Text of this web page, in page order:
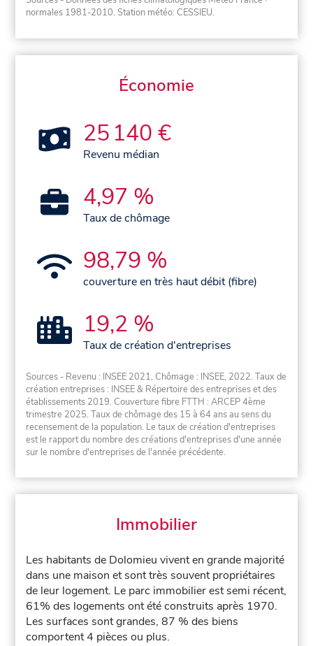
normales 1981-2010. Station météo: CESSIEU.
Économie
25 140 €
Revenu médian
4,97 %
Taux de chômage
98,79 %
couverture en très haut débit (fibre)
19,2 %
Taux de création d'entreprises
Sources - Revenu : INSEE 2021, Chômage : INSEE, 2022. Taux de
création entreprises : INSEE & Répertoire des entreprises et des
établissements 2019. Couverture fibre FTTH : ARCEP 4ème
trimestre 2025. Taux de chômage des 15 à 64 ans au sens du
recensement de la population. Le taux de création d'entreprises
est le rapport du nombre des créations d'entreprises d'une année
sur le nombre d'entreprises de l'année précédente.
Immobilier
Les habitants de Dolomieu vivent en grande majorité
dans une maison et sont très souvent propriétaires
de leur logement. Le parc immobilier est semi récent,
61% des logements ont été construits après 1970.
Les surfaces sont grandes, 87 % des biens
comportent 4 pièces ou plus.